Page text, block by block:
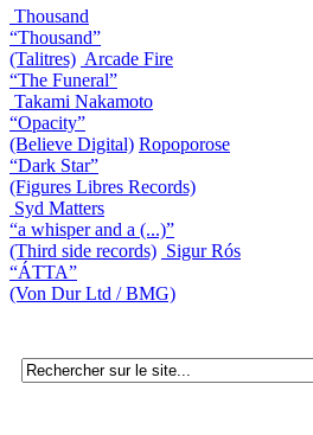
Thousand
“Thousand”
(Talitres) Arcade Fire
“The Funeral”
Takami Nakamoto
“Opacity”
(Believe Digital) Ropoporose
“Dark Star”
(Figures Libres Records)
Syd Matters
“a whisper and a (...)”
(Third side records) Sigur Rós
“ÁTTA”
(Von Dur Ltd / BMG)